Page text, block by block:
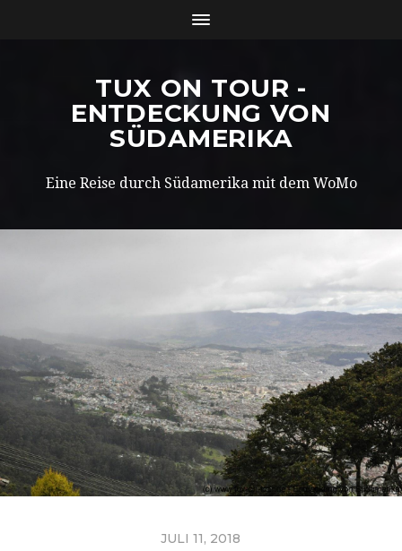
TUX ON TOUR -
ENTDECKUNG VON
SÜDAMERIKA
Eine Reise durch Südamerika mit dem WoMo
JULI 11, 2018